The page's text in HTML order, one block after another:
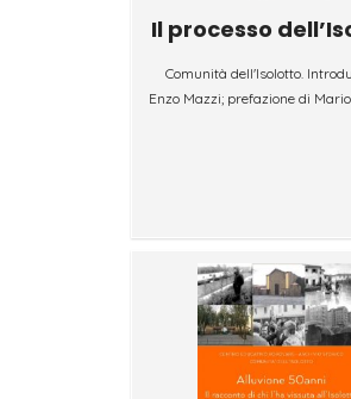
Il processo
Comunità dell'Isolotto.
Enzo Mazzi; prefazione di